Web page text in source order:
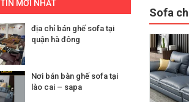
TIN MỚI NHẤT
địa chỉ bán ghế sofa tại
quận hà đông
Nơi bán bàn ghế sofa tại
lào cai – sapa
Sofa